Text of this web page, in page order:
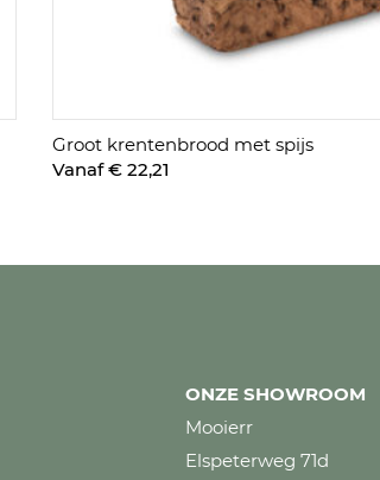
Groot krentenbrood met spijs
Vanaf € 22,21
ONZE SHOWROOM
Mooierr
Elspeterweg 71d